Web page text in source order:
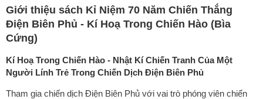
Giới thiệu sách Kỉ Niệm 70 Năm Chiến Thắng
Điện Biên Phủ - Kí Hoạ Trong Chiến Hào (Bìa
Cứng)
Kí Hoạ Trong Chiến Hào - Nhật Kí Chiến Tranh Của Một
Người Lính Trẻ Trong Chiến Dịch Điện Biên Phủ
Tham gia chiến dịch Điện Biên Phủ với vai trò phóng viên chiến